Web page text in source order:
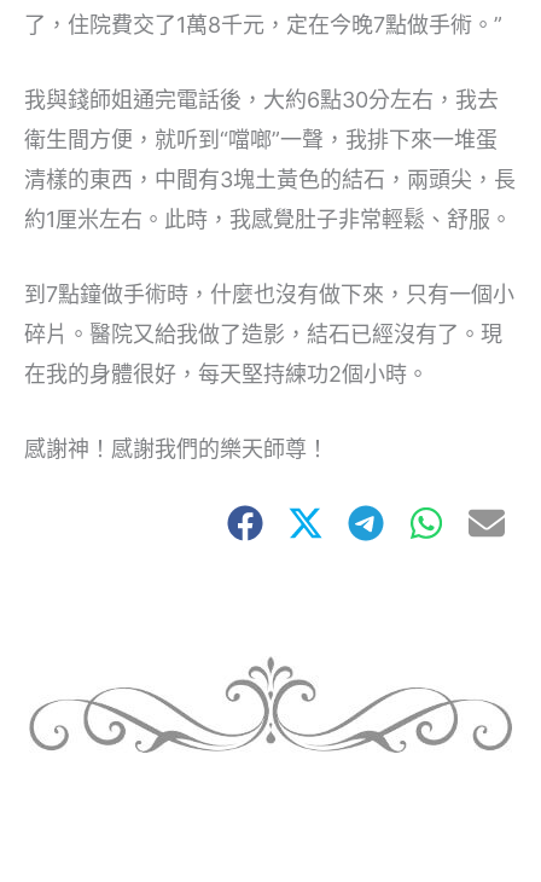
了，住院費交了1萬8千元，定在今晚7點做手術。”
我與錢師姐通完電話後，大約6點30分左右，我去
衛生間方便，就听到“噹啷”一聲，我排下來一堆蛋
清樣的東西，中間有3塊土黃色的結石，兩頭尖，長
約1厘米左右。此時，我感覺肚子非常輕鬆、舒服。
到7點鐘做手術時，什麼也沒有做下來，只有一個小
碎片。醫院又給我做了造影，結石已經沒有了。現
在我的身體很好，每天堅持練功2個小時。
感謝神！感謝我們的樂天師尊！